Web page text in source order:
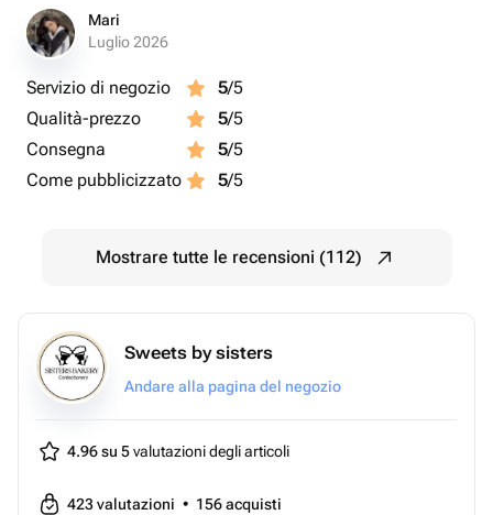
Mari
Luglio 2026
Servizio di negozio 5/5
Qualità-prezzo
5/5
Consegna
5/5
Come pubblicizzato
5/5
Mostrare tutte le recensioni (112)
Sweets by sisters
Andare alla pagina del negozio
4.96 su 5valutazioni degli articoli
423valutazioni • 156acquisti